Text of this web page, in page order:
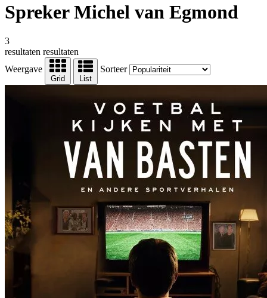
Spreker Michel van Egmond
3
resultaten resultaten
Weergave
Grid List
Sorteer